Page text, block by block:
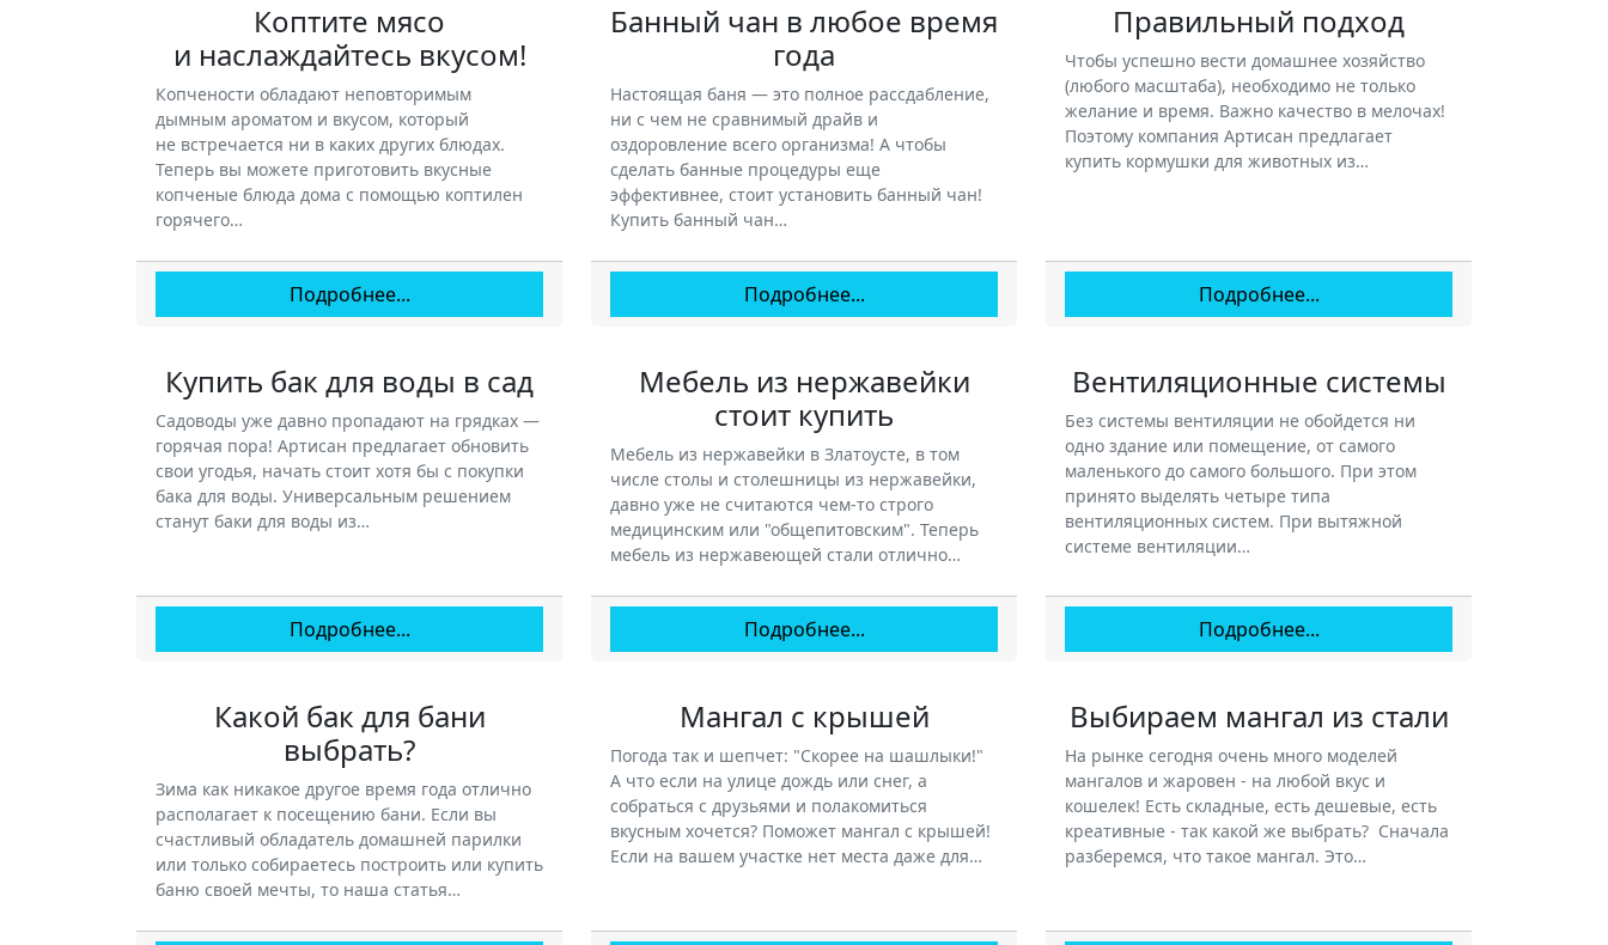
Коптите мясо
и наслаждайтесь вкусом!
Копчености обладают неповторимым
дымным ароматом и вкусом, который
не встречается ни в каких других блюдах.
Теперь вы можете приготовить вкусные
копченые блюда дома с помощью коптилен
горячего…
Подробнее...
Банный чан в любое время
года
Настоящая баня — это полное рассдабление,
ни с чем не сравнимый драйв и
оздоровление всего организма! А чтобы
сделать банные процедуры еще
эффективнее, стоит установить банный чан!
Купить банный чан…
Подробнее...
Правильный подход
Чтобы успешно вести домашнее хозяйство
(любого масштаба), необходимо не только
желание и время. Важно качество в мелочах!
Поэтому компания Артисан предлагает
купить кормушки для животных из…
Подробнее...
Купить бак для воды в сад
Садоводы уже давно пропадают на грядках —
горячая пора! Артисан предлагает обновить
свои угодья, начать стоит хотя бы с покупки
бака для воды. Универсальным решением
станут баки для воды из…
Подробнее...
Мебель из нержавейки
стоит купить
Мебель из нержавейки в Златоусте, в том
числе столы и столешницы из нержавейки,
давно уже не считаются чем-то строго
медицинским или "общепитовским". Теперь
мебель из нержавеющей стали отлично…
Подробнее...
Вентиляционные системы
Без системы вентиляции не обойдется ни
одно здание или помещение, от самого
маленького до самого большого. При этом
принято выделять четыре типа
вентиляционных систем. При вытяжной
системе вентиляции…
Подробнее...
Какой бак для бани
выбрать?
Зима как никакое другое время года отлично
располагает к посещению бани. Если вы
счастливый обладатель домашней парилки
или только собираетесь построить или купить
баню своей мечты, то наша статья…
Мангал с крышей
Погода так и шепчет: "Скорее на шашлыки!"
А что если на улице дождь или снег, а
собраться с друзьями и полакомиться
вкусным хочется? Поможет мангал с крышей!
Если на вашем участке нет места даже для…
Выбираем мангал из стали
На рынке сегодня очень много моделей
мангалов и жаровен - на любой вкус и
кошелек! Есть складные, есть дешевые, есть
креативные - так какой же выбрать? Сначала
разберемся, что такое мангал. Это…